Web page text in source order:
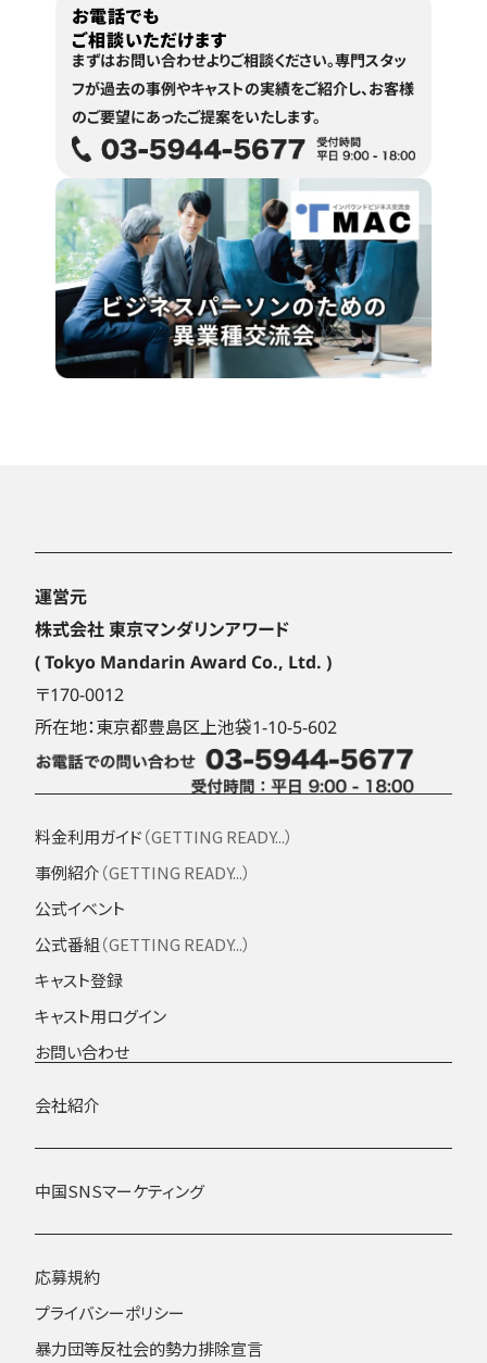
お電話でも
ご相談いただけます
まずはお問い合わせよりご相談ください。専門スタッ
フが過去の事例やキャストの実績をご紹介し、お客様
のご要望にあったご提案をいたします。
運営元
株式会社 東京マンダリンアワード
( Tokyo Mandarin Award Co., Ltd. )
〒170-0012
所在地：東京都豊島区上池袋1-10-5-602
料金利用ガイド（GETTING READY...）
事例紹介（GETTING READY...）
公式イベント
公式番組（GETTING READY...）
キャスト登録
キャスト用ログイン
お問い合わせ
会社紹介
中国SNSマーケティング
応募規約
プライバシーポリシー
暴力団等反社会的勢力排除宣言